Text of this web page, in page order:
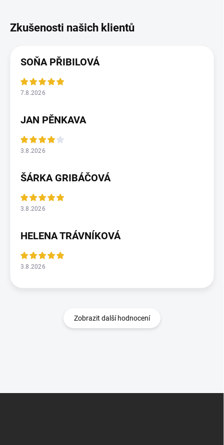
SOŇA PŘIBILOVÁ
7.8.2026
JAN PĚNKAVA
3.8.2026
ŠÁRKA GRIBÁČOVÁ
3.8.2026
HELENA TRÁVNÍKOVÁ
3.8.2026
Zobrazit další hodnocení